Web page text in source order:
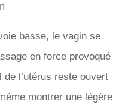
basse, le vagin se
en force provoqué
de l’utérus reste ouvert
montrer une légère